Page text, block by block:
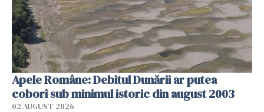
Apele Române: Debitul Dunării ar putea
coborî sub minimul istoric din august 2003
02 AUGUST 2026